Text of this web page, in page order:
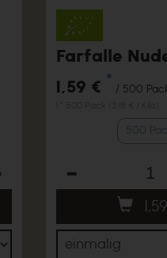
1,59 € *
/ 500
500
1,59